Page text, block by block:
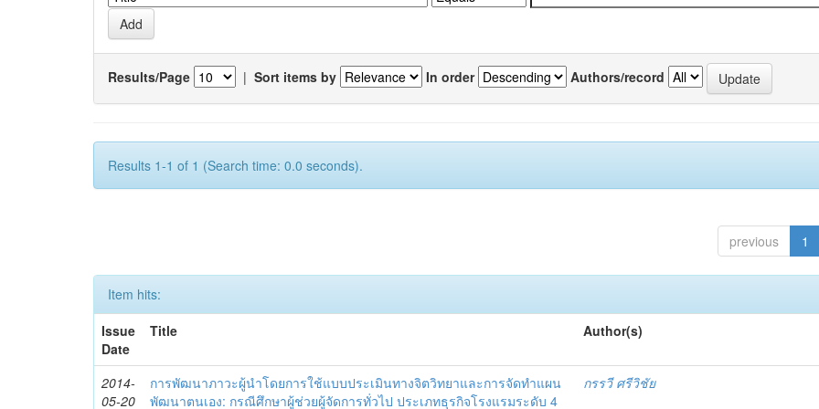
Results/Page | Sort items by In order Authors/record
Results 1-1 of 1 (Search time: 0.0 seconds).
previous 1
Item hits:
Issue
Date
Title Author(s)
2014-
05-20
การพัฒนาภาวะผู้นำโดยการใช้แบบประเมินทางจิตวิทยาและการจัดทำแผน
พัฒนาตนเอง: กรณีศึกษาผู้ช่วยผู้จัดการทั่วไป ประเภทธุรกิจโรงแรมระดับ 4
กรรวี ศรีวิชัย